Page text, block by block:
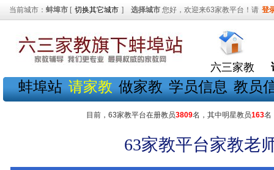
当前城市： 蚌埠市 [ 切换其它城市 ] 选择城市 您好，欢迎来63家教平台！请 登
六三家教
蚌埠站 请家教 做家教 学员信息 教员
目前，63家教平台在册教员3809名，其中明星教员163名
63家教平台家教老